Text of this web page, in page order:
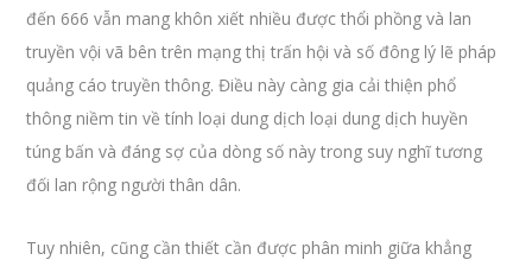
đến 666 vẫn mang khôn xiết nhiều được thổi phồng và lan
truyền vội vã bên trên mạng thị trấn hội và số đông lý lẽ pháp
quảng cáo truyền thông. Điều này càng gia cải thiện phổ
thông niềm tin về tính loại dung dịch loại dung dịch huyền
túng bấn và đáng sợ của dòng số này trong suy nghĩ tương
đối lan rộng người thân dân.
Tuy nhiên, cũng cần thiết cần được phân minh giữa khẳng